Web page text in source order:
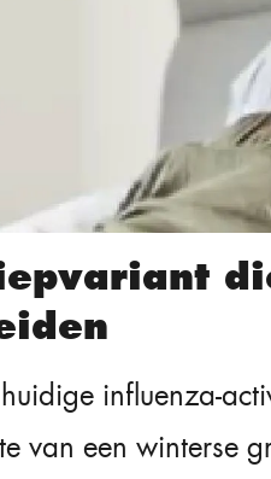
influenza-
van een winterse